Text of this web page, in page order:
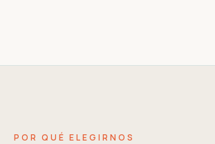
POR QUÉ ELEGIRNOS